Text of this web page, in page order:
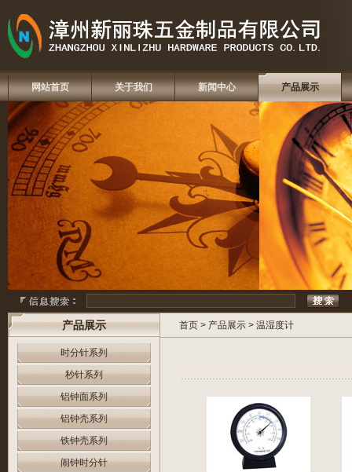
网站首页 关于我们 新闻中心 产品展示
产品展示
时分针系列
秒针系列
铝钟面系列
铝钟壳系列
铁钟壳系列
闹钟时分针
首页 > 产品展示 > 温湿度计